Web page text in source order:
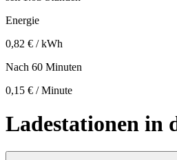
Energie
0,82 € / kWh
Nach 60 Minuten
0,15 € / Minute
Ladestationen in